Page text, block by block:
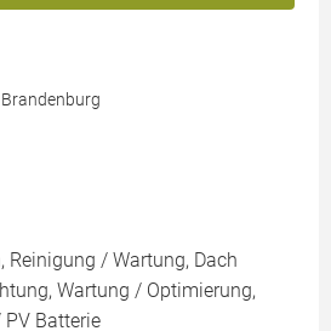
Reinigung / Wartung, Dach
Wartung / Optimierung,
Batterie